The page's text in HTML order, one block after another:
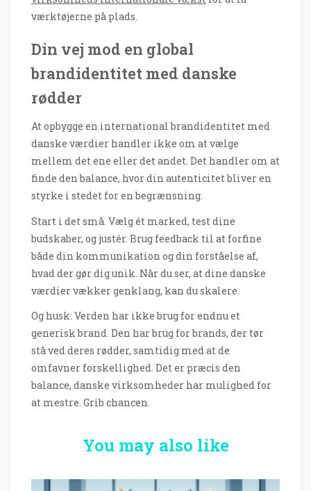
værktøjerne på plads.
Din vej mod en global
brandidentitet med danske
rødder
At opbygge en international brandidentitet med
danske værdier handler ikke om at vælge
mellem det ene eller det andet. Det handler om at
finde den balance, hvor din autenticitet bliver en
styrke i stedet for en begrænsning.
Start i det små. Vælg ét marked, test dine
budskaber, og justér. Brug feedback til at forfine
både din kommunikation og din forståelse af,
hvad der gør dig unik. Når du ser, at dine danske
værdier vækker genklang, kan du skalere.
Og husk: Verden har ikke brug for endnu et
generisk brand. Den har brug for brands, der tør
stå ved deres rødder, samtidig med at de
omfavner forskellighed. Det er præcis den
balance, danske virksomheder har mulighed for
at mestre. Grib chancen.
You may also like